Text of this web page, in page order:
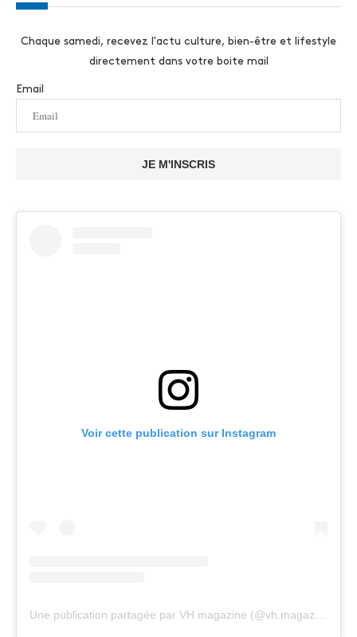
Chaque samedi, recevez l'actu culture, bien-être et lifestyle
directement dans votre boite mail
Email
JE M'INSCRIS
Voir cette publication sur Instagram